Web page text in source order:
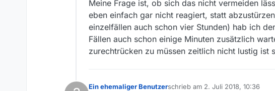
Meine Frage ist, ob sich das nicht vermeiden
eben einfach gar nicht reagiert, statt
einzelfällen auch schon vier Stunden) hab ich
Fällen auch schon einige Minuten zusätzlich
zurechtrücken zu müssen zeitlich nicht lustig ist
Ein ehemaliger Benutzerschrieb am 2. Juli 2018, 10:36